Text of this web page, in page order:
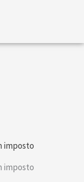
imposto
imposto